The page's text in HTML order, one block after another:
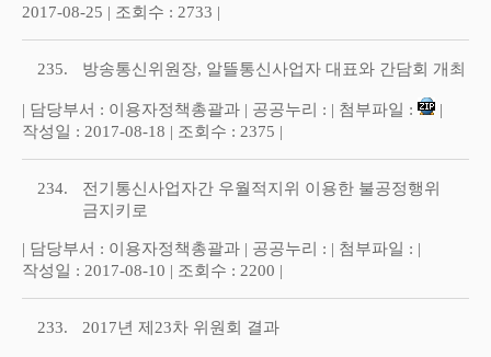
2017-08-25 | 조회수 : 2733 |
235. 방송통신위원장, 알뜰통신사업자 대표와 간담회 개최
| 담당부서 : 이용자정책총괄과 | 공공누리 : | 첨부파일 :
|
작성일 : 2017-08-18 | 조회수 : 2375 |
234.
전기통신사업자간 우월적지위 이용한 불공정행위
금지키로
| 담당부서 : 이용자정책총괄과 | 공공누리 : | 첨부파일 : |
작성일 : 2017-08-10 | 조회수 : 2200 |
233. 2017년 제23차 위원회 결과